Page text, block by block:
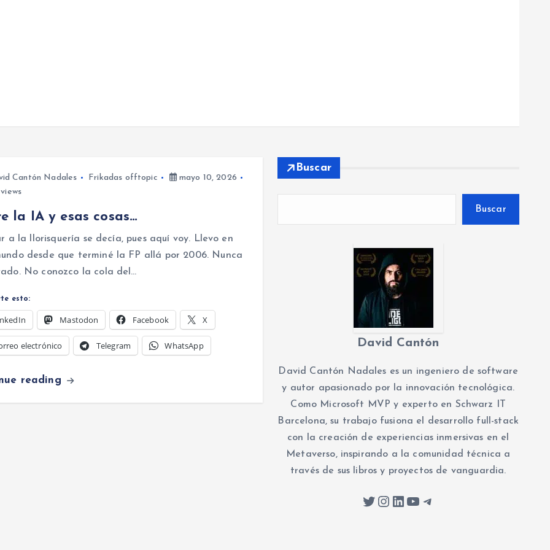
Cantón Nadales Frikadas offtopic
mayo 10, 2026
la IA y esas cosas…
a la llorisquería se decía, pues aquí voy. Llevo en
desde que terminé la FP allá por 2006. Nunca
No conozco la cola del…
esto:
Mastodon Facebook X
electrónico Telegram WhatsApp
reading
Buscar
Buscar
David Cantón
David Cantón Nadales es un ingeniero de software
y autor apasionado por la innovación tecnológica.
Como Microsoft MVP y experto en Schwarz IT
Barcelona, su trabajo fusiona el desarrollo full-stack
con la creación de experiencias inmersivas en el
Metaverso, inspirando a la comunidad técnica a
través de sus libros y proyectos de vanguardia.
Twitter Instagram LinkedIn YouTube Telegram